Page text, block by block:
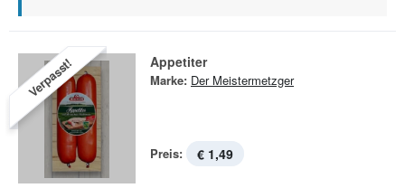
Verpasst! Appetiter
Marke: Der Meistermetzger
Preis: € 1,49